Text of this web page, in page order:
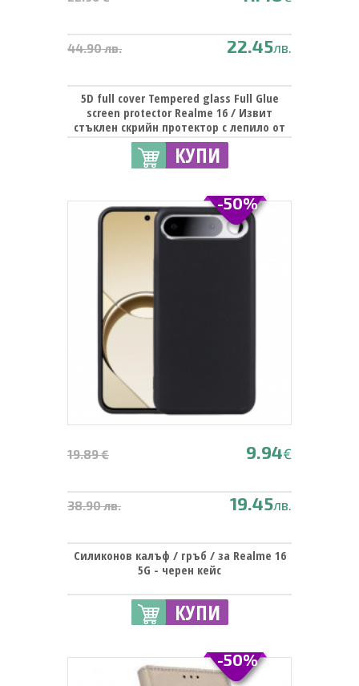
44.90 лв. 22.45лв.
5D full cover Tempered glass Full Glue
screen protector Realme 16 / Извит
стъклен скрийн протектор с лепило от
вътрешната страна за Realme 16 - черен
кант
КУПИ
19.89 € 9.94€
38.90 лв. 19.45лв.
Силиконов калъф / гръб / за Realme 16
5G - черен кейс
КУПИ
-50%
-50%